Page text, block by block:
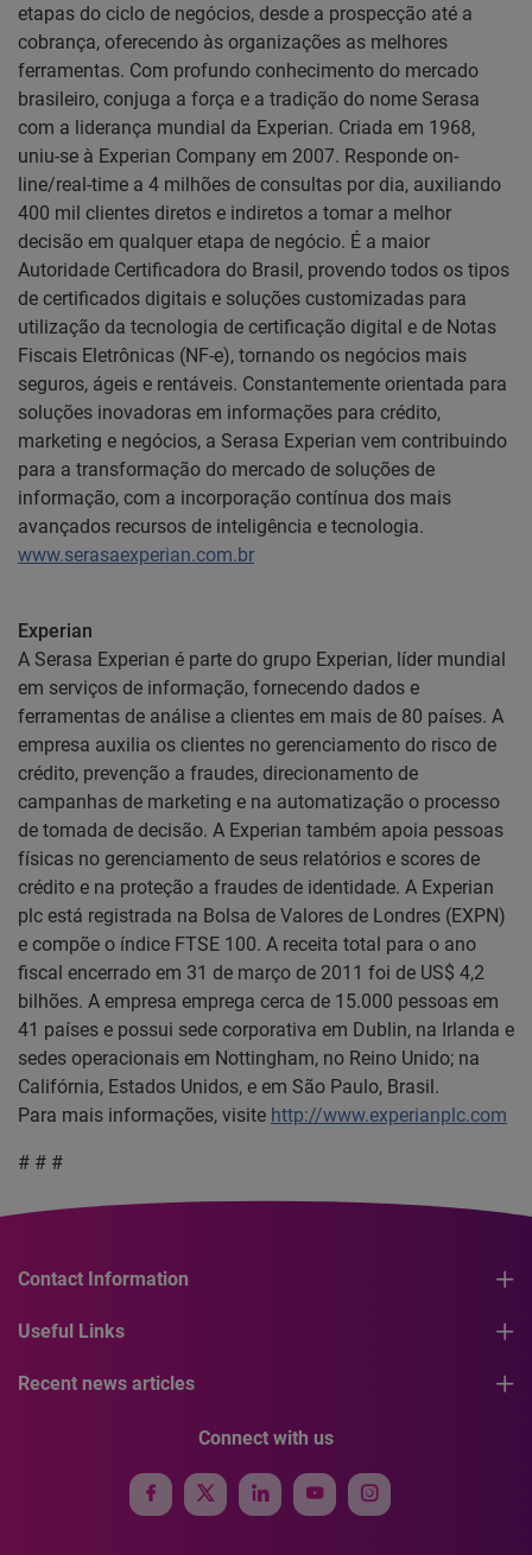
etapas do ciclo de negócios, desde a prospecção até a
cobrança, oferecendo às organizações as melhores
ferramentas. Com profundo conhecimento do mercado
brasileiro, conjuga a força e a tradição do nome Serasa
com a liderança mundial da Experian. Criada em 1968,
uniu-se à Experian Company em 2007. Responde on-
line/real-time a 4 milhões de consultas por dia, auxiliando
400 mil clientes diretos e indiretos a tomar a melhor
decisão em qualquer etapa de negócio. É a maior
Autoridade Certificadora do Brasil, provendo todos os tipos
de certificados digitais e soluções customizadas para
utilização da tecnologia de certificação digital e de Notas
Fiscais Eletrônicas (NF-e), tornando os negócios mais
seguros, ágeis e rentáveis. Constantemente orientada para
soluções inovadoras em informações para crédito,
marketing e negócios, a Serasa Experian vem contribuindo
para a transformação do mercado de soluções de
informação, com a incorporação contínua dos mais
avançados recursos de inteligência e tecnologia.
www.serasaexperian.com.br
Experian
A Serasa Experian é parte do grupo Experian, líder mundial
em serviços de informação, fornecendo dados e
ferramentas de análise a clientes em mais de 80 países. A
empresa auxilia os clientes no gerenciamento do risco de
crédito, prevenção a fraudes, direcionamento de
campanhas de marketing e na automatização o processo
de tomada de decisão. A Experian também apoia pessoas
físicas no gerenciamento de seus relatórios e scores de
crédito e na proteção a fraudes de identidade. A Experian
plc está registrada na Bolsa de Valores de Londres (EXPN)
e compõe o índice FTSE 100. A receita total para o ano
fiscal encerrado em 31 de março de 2011 foi de US$ 4,2
bilhões. A empresa emprega cerca de 15.000 pessoas em
41 países e possui sede corporativa em Dublin, na Irlanda e
sedes operacionais em Nottingham, no Reino Unido; na
Califórnia, Estados Unidos, e em São Paulo, Brasil.
Para mais informações, visite http://www.experianplc.com
# # #
Contact Information
Useful Links
Recent news articles
Connect with us